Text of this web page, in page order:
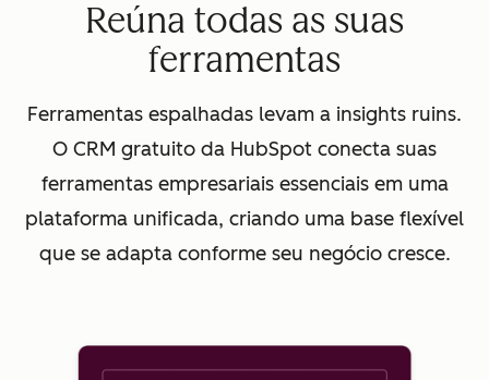
Reúna todas as suas
ferramentas
Ferramentas espalhadas levam a insights ruins.
O CRM gratuito da HubSpot conecta suas
ferramentas empresariais essenciais em uma
plataforma unificada, criando uma base flexível
que se adapta conforme seu negócio cresce.